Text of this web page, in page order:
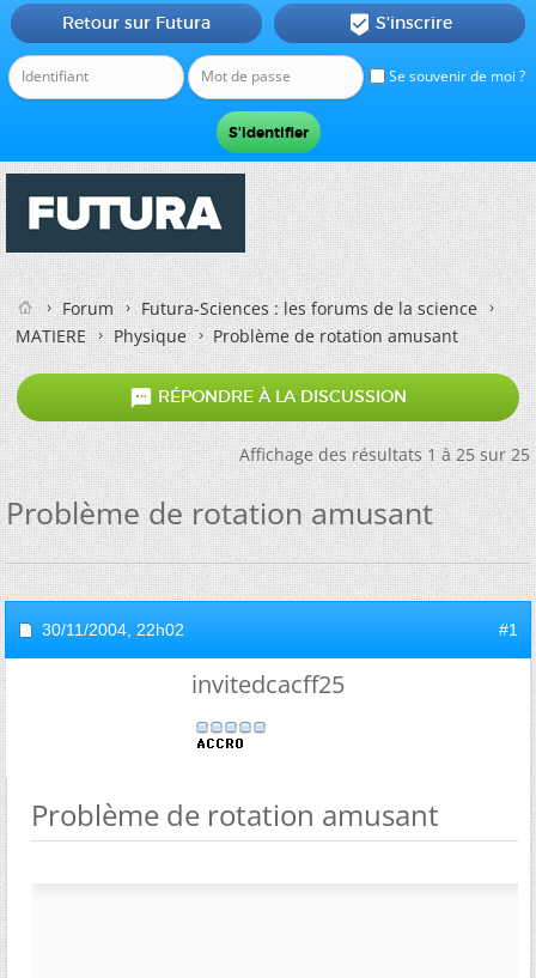
Se souvenir de moi ?
Retour sur Futura  S'inscrire
Forum
Futura-Sciences : les forums de la science
MATIERE
Physique Problème de rotation amusant
 RÉPONDRE À LA DISCUSSION
Affichage des résultats 1 à 25 sur 25
Problème de rotation amusant
30/11/2004, 22h02 #1
invitedcacff25
Problème de rotation amusant